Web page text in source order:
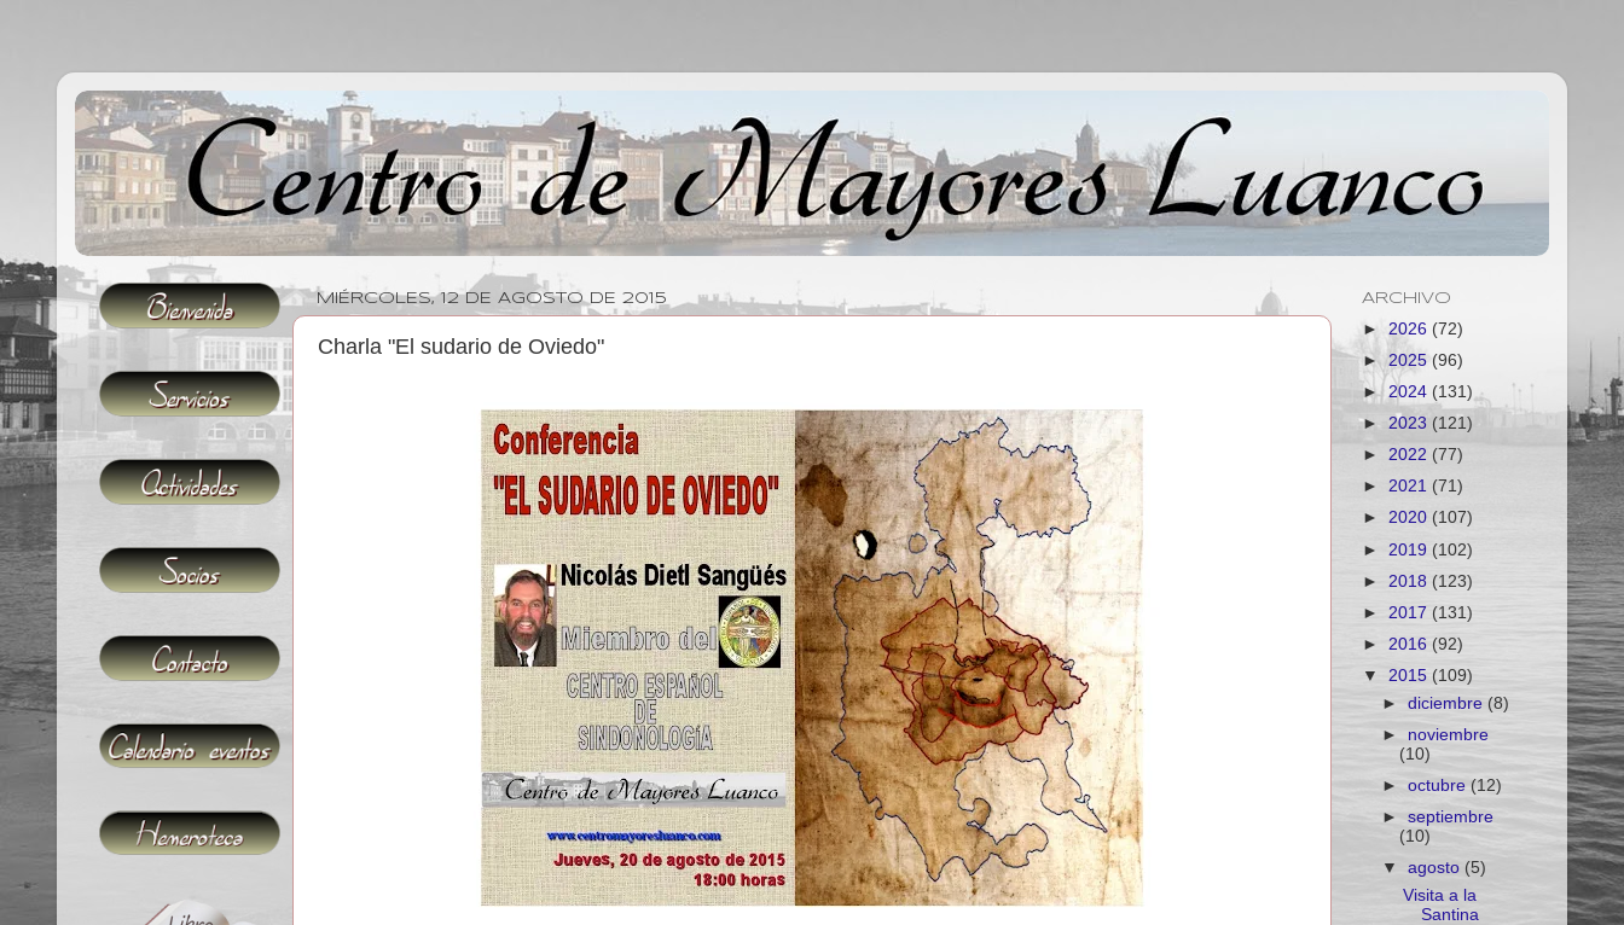
MIÉRCOLES, 12 DE AGOSTO DE 2015
Charla "El sudario de Oviedo"
ARCHIVO
► 2026 (72)
► 2025 (96)
► 2024 (131)
► 2023 (121)
► 2022 (77)
► 2021 (71)
► 2020 (107)
► 2019 (102)
► 2018 (123)
► 2017 (131)
► 2016 (92)
▼ 2015 (109)
►diciembre(8)
► noviembre
(10)
►octubre(12)
►septiembre
(10)
▼agosto(5)
Visita a la
Santina